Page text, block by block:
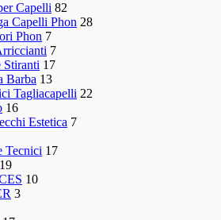
Capelli 82
Capelli Phon 28
Phon 7
7
Stiranti 17
Barba 13
Tagliacapelli 22
16
Estetica 7
Tecnici 17
19
10
3